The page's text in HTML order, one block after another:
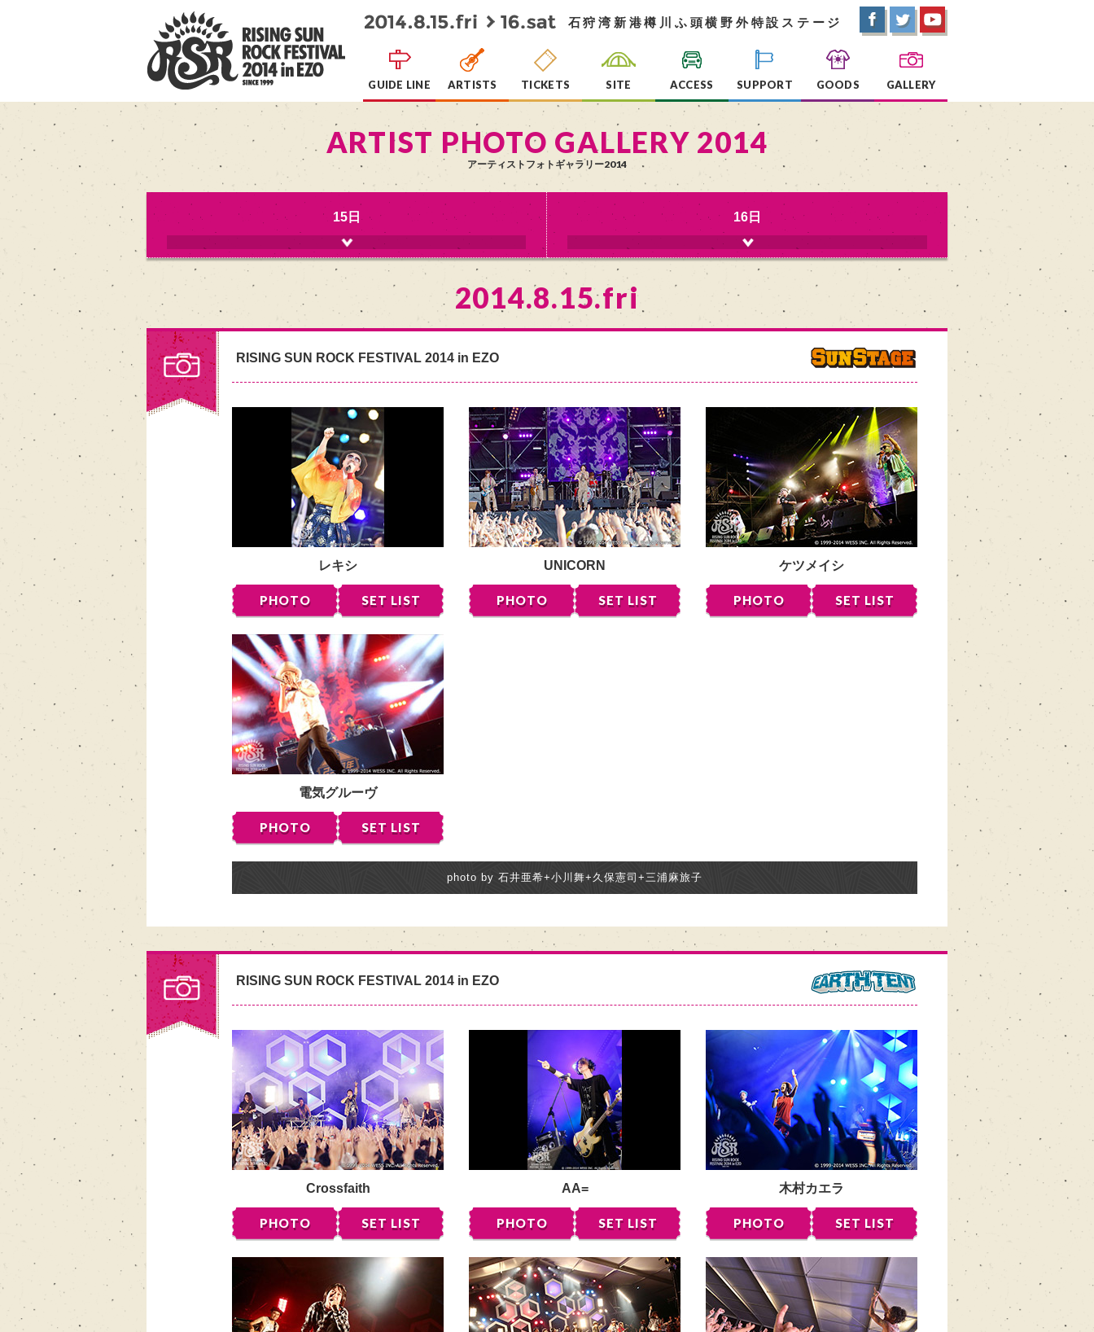
石狩湾新港樽川ふ頭横野外特設ステージ
GUIDE LINE ARTISTS TICKETS SITE ACCESS SUPPORT GOODS GALLERY
ARTIST PHOTO GALLERY 2014
アーティストフォトギャラリー2014
15日 16日
2014.8.15.fri
RISING SUN ROCK FESTIVAL 2014 in EZO
レキシ
PHOTO SET LIST
UNICORN
PHOTO SET LIST
ケツメイシ
PHOTO SET LIST
電気グルーヴ
PHOTO SET LIST
photo by 石井亜希+小川舞+久保憲司+三浦麻旅子
RISING SUN ROCK FESTIVAL 2014 in EZO
Crossfaith
PHOTO SET LIST
AA=
PHOTO SET LIST
木村カエラ
PHOTO SET LIST